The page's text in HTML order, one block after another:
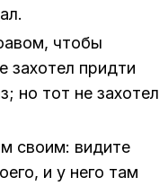
что­бы
за­хо­тел прид­ти
но тот не за­хо­тел
сво­им: ви­ди­те
и у него там